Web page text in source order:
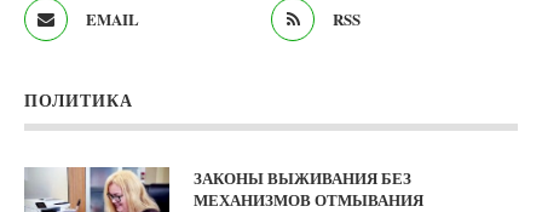
EMAIL RSS
ПОЛИТИКА
ЗАКОНЫ ВЫЖИВАНИЯ БЕЗ
МЕХАНИЗМОВ ОТМЫВАНИЯ